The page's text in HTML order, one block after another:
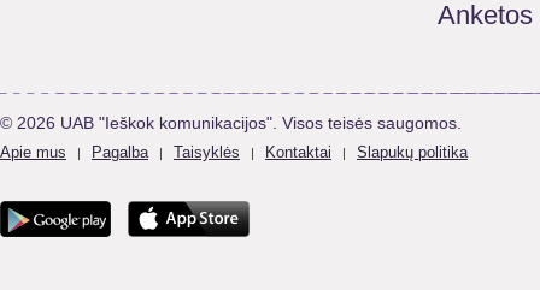
Anketos
© 2026 UAB "Ieškok komunikacijos". Visos teisės saugomos.
Apie mus | Pagalba | Taisyklės | Kontaktai | Slapukų politika